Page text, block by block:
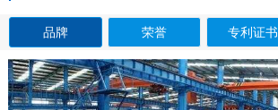
品牌 荣誉 专利证书